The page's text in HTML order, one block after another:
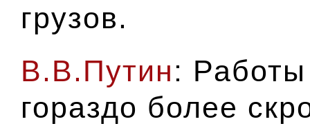
грузов.
В.В.Путин:
гораздо более